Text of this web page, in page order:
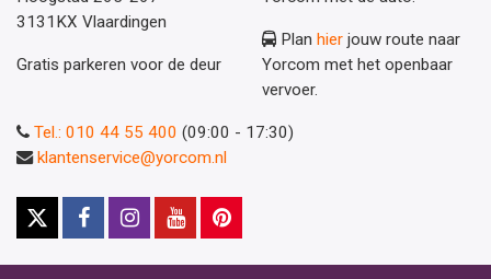
3131KX Vlaardingen
Gratis parkeren voor de deur
Plan hier jouw route naar
Yorcom met het openbaar
vervoer.
Tel.: 010 44 55 400 (09:00 - 17:30)
klantenservice@yorcom.nl